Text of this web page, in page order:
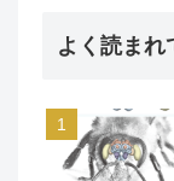
よく読まれ